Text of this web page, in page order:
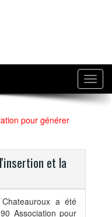
pour générer
et la
a été
Association pour